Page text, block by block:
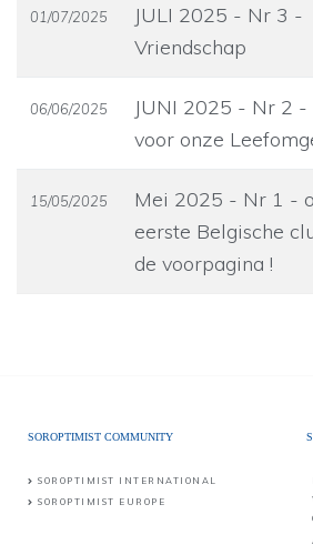
01/07/2025
JULI 2025 - Nr 3 -
Vriendschap
06/06/2025
JUNI 2025 - Nr 2 -
voor onze
15/05/2025
Mei 2025 - Nr 1 -
eerste Belgische
de voorpagina !
SOROPTIMIST COMMUNITY
SOROPTIMIST INTERNATIONAL
SOROPTIMIST EUROPE